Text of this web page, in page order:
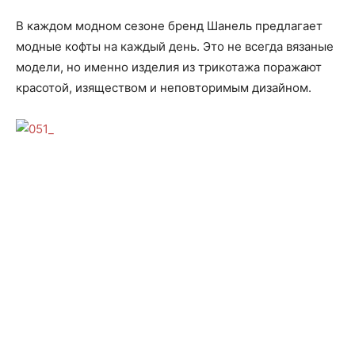
В каждом модном сезоне бренд Шанель предлагает
модные кофты на каждый день. Это не всегда вязаные
модели, но именно изделия из трикотажа поражают
красотой, изяществом и неповторимым дизайном.